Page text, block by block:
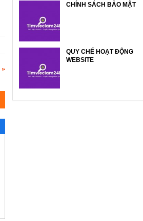
CHÍNH SÁCH BẢO MẬT
QUY CHẾ HOẠT ĐỘNG
WEBSITE